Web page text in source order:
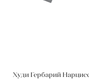
Худи Гербарий